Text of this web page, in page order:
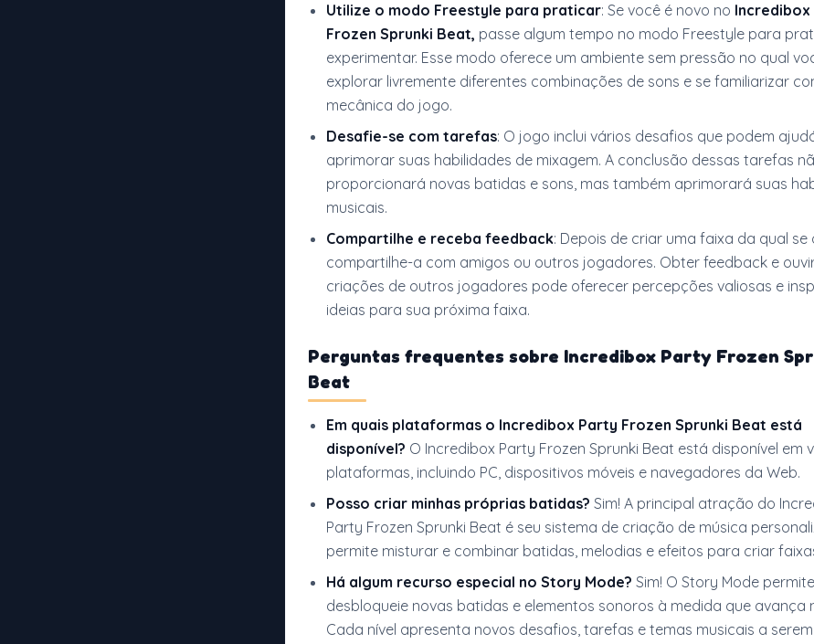
Utilize o modo Freestyle para praticar: Se você é novo no Incredibox
Frozen Sprunki Beat, passe algum tempo no modo Freestyle para
experimentar. Esse modo oferece um ambiente sem pressão no qual
explorar livremente diferentes combinações de sons e se familiarizar
mecânica do jogo.
Desafie-se com tarefas: O jogo inclui vários desafios que podem
aprimorar suas habilidades de mixagem. A conclusão dessas tarefas
proporcionará novas batidas e sons, mas também aprimorará suas
musicais.
Compartilhe e receba feedback: Depois de criar uma faixa da qual se
compartilhe-a com amigos ou outros jogadores. Obter feedback e
criações de outros jogadores pode oferecer percepções valiosas e
ideias para sua próxima faixa.
Perguntas frequentes sobre Incredibox Party Frozen
Beat
Em quais plataformas o Incredibox Party Frozen Sprunki Beat está
disponível? O Incredibox Party Frozen Sprunki Beat está disponível em
plataformas, incluindo PC, dispositivos móveis e navegadores da Web.
Posso criar minhas próprias batidas? Sim! A principal atração do
Party Frozen Sprunki Beat é seu sistema de criação de música
permite misturar e combinar batidas, melodias e efeitos para criar
Há algum recurso especial no Story Mode? Sim! O Story Mode
desbloqueie novas batidas e elementos sonoros à medida que avança
Cada nível apresenta novos desafios, tarefas e temas musicais a serem